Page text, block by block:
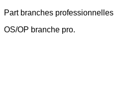
Part branches professionnelles
OS/OP branche pro.